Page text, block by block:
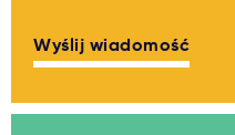
Wyślij wiadomość